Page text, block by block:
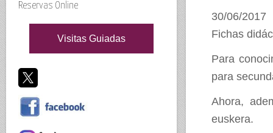
30/06/2017
Fichas
Para
para
Ahora,
euskera.
Reservas Online
Visitas Guiadas